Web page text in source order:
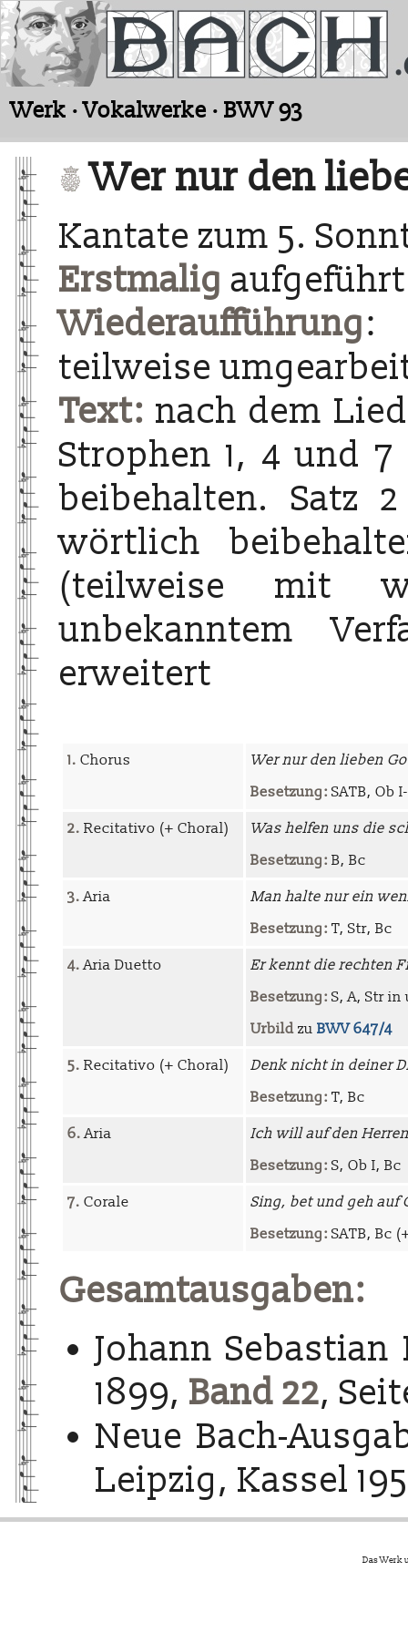
Werk · Vokalwerke · BWV 93
Wer nur den
Kantate zum 5.
Erstmalig aufgeführt
Wiederaufführung:
teilweise
Text: nach dem
Strophen 1, 4 und
beibehalten. Satz
wörtlich
(teilweise mit
unbekanntem
erweitert
1. Chorus
Wer nur den lieben
Besetzung: SATB, Ob
2. Recitativo (+ Choral)
Was helfen uns die
Besetzung: B, Bc
3.Aria
Man halte nur ein
Besetzung: T, Str, Bc
4.Aria Duetto
Er kennt die rechten
Besetzung: S, A, Str
Urbild zu BWV 647/4
5. Recitativo (+ Choral)
Denk nicht in deiner
Besetzung: T, Bc
6.Aria
Ich will auf den
Besetzung: S, Ob I, Bc
7. Corale
Sing, bet und geh auf
Besetzung: SATB, Bc
Gesamtausgaben:
Johann Sebastian
1899, Band 22,
Neue Bach-
Leipzig, Kassel
Das Werk